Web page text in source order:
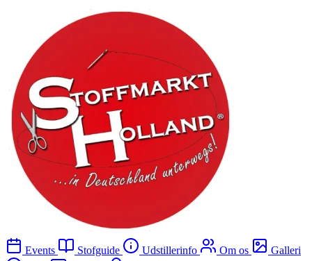
Events Stofguide Udstillerinfo Om os
Galleri